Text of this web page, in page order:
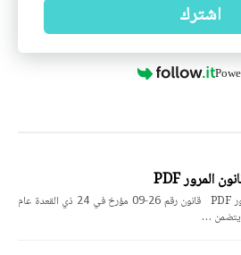
اشترك
قانون رقم 26-09 يتضمن قانون المرور PDF قانون رقم 26-09 مؤرخ في 24 ذي القعدة عام